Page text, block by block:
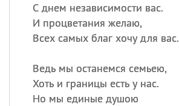
С днем независимости вас.
И процветания желаю,
Всех самых благ хочу для вас.
Ведь мы останемся семьею,
Хоть и границы есть у нас.
Но мы единые душою